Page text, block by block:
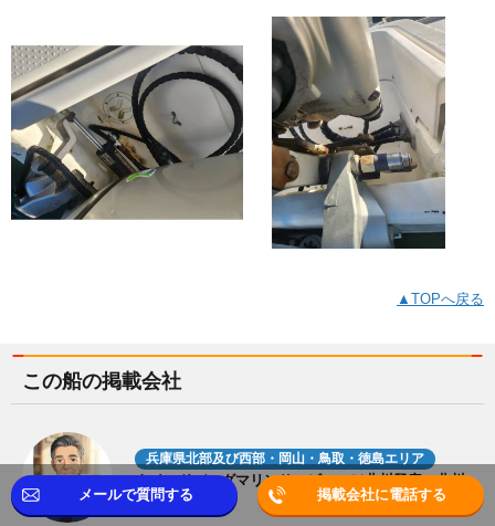
▲TOPへ戻る
この船の掲載会社
兵庫県北部及び西部・岡山・鳥取・徳島エリア
ウインドバッグマリンサービス ㈱北川興産 北川
(きたがわ)
メールで質問する 掲載会社に電話する